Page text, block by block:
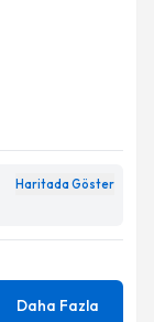
Haritada Göster
Daha Fazla